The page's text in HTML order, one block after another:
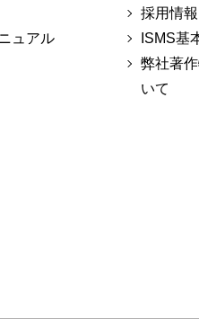
ュアル
採用情報
ISMS基
弊社著
いて